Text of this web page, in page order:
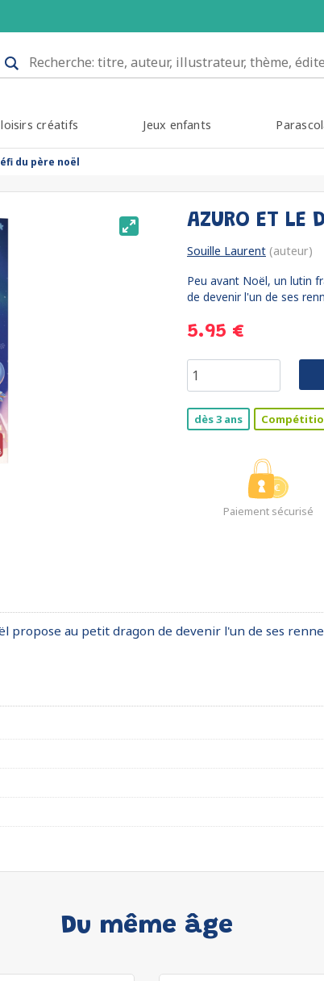
créatifs Jeux enfants
du père noël
AZURO ET LE
Souille Laurent (auteur)
Peu avant Noël, un lutin
de devenir l'un de ses
5.95 €
dès 3 ans
Paiement sécurisé
propose au petit dragon de devenir l'un de ses
Du même âge